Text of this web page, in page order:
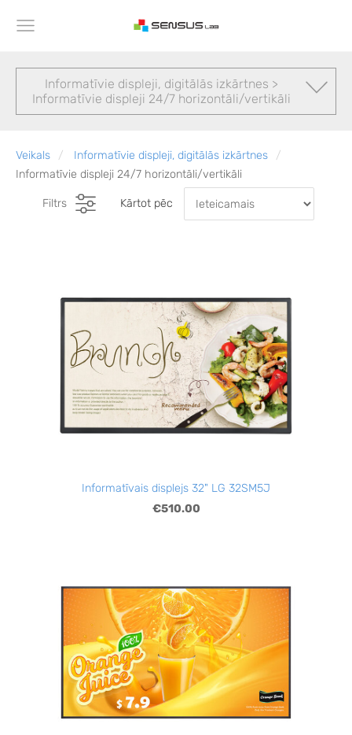
Informatīvie displeji, digitālās izkārtnes >
Informatīvie displeji 24/7 horizontāli/vertikāli
Veikals
Informatīvie displeji, digitālās izkārtnes
Informatīvie displeji 24/7 horizontāli/vertikāli
Filtrs Kārtot pēc
Informatīvais displejs 32" LG 32SM5J
€510.00